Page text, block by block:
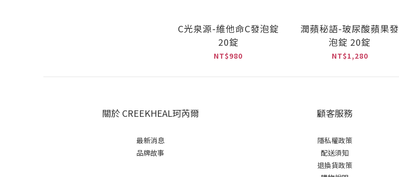
C光泉源-維他命C發泡錠
20錠
NT$980
潤蘋秘語-玻尿酸蘋果發
泡錠 20錠
NT$1,280
關於 CREEKHEAL珂芮爾
最新消息
品牌故事
顧客服務
隱私權政策
配送須知
退換貨政策